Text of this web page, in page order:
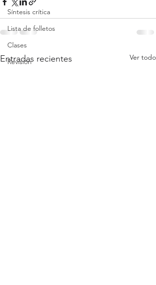
Síntesis crítica
Lista de folletos
Clases
Revisión
Entradas recientes Ver todo